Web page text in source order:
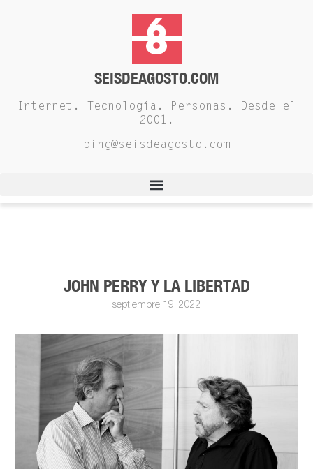
SEISDEAGOSTO.COM
Internet. Tecnología. Personas. Desde el
2001.
ping@seisdeagosto.com
JOHN PERRY Y LA LIBERTAD
septiembre 19, 2022